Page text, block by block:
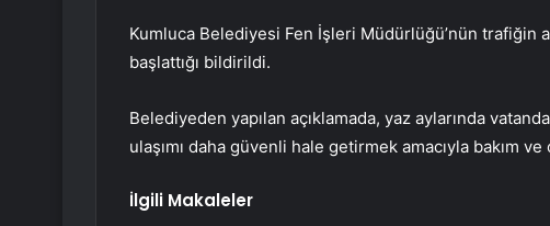
Kumluca Belediyesi Fen İşleri Müdürlüğü’nün trafiğin
başlattığı bildirildi.
Belediyeden yapılan açıklamada, yaz aylarında
ulaşımı daha güvenli hale getirmek amacıyla bakım ve
İlgili Makaleler